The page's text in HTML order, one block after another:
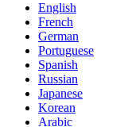
English
French
German
Portuguese
Spanish
Russian
Japanese
Korean
Arabic